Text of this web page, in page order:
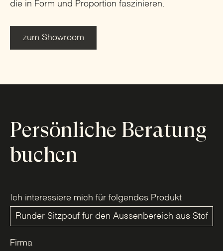
die in Form und Proportion faszinieren.
zum Showroom
Persönliche Beratung
buchen
Ich interessiere mich für folgendes Produkt
Firma